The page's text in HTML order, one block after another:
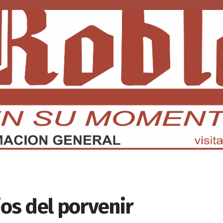
EDOMEX ECONOMÍA INTERNACIONAL
del porvenir